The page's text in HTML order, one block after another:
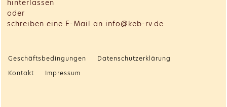
hinterlassen
oder
schreiben eine E-Mail an info@keb-rv.de
Geschäftsbedingungen
Datenschutzerklärung
Kontakt
Impressum